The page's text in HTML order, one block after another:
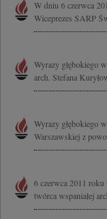
W dniu 6 czerwca
Wiceprezes SARP
Wyrazy głębokiego
arch. Stefana
Wyrazy głębokiego
Warszawskiej z
6 czerwca 2011 roku
twórca wspaniałej